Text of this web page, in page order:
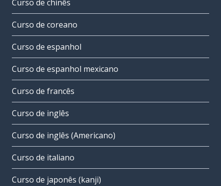
Curso de chinês
Curso de coreano
Curso de espanhol
Curso de espanhol mexicano
Curso de francês
Curso de inglês
Curso de inglês (Americano)
Curso de italiano
Curso de japonês (kanji)